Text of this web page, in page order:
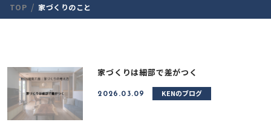
TOP / 家づくりのこと
家づくりは細部で差がつく
2026.03.09 KENのブログ